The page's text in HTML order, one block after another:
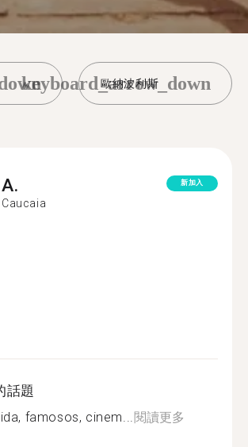
歐納波利斯
keyboard_arrow_down
A.
Caucaia
新加入
話題
famosos, cinem...閱讀更多